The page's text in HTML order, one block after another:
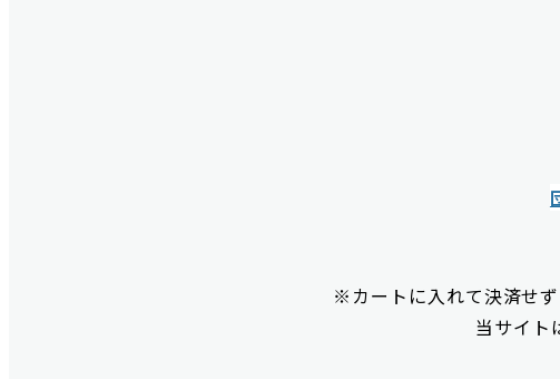
※カートに入れて決済せ
当サイト